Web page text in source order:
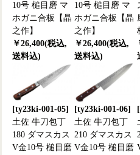
10号 槌目磨 マ
ホガニ合板【晶
之作】
￥26,400(税込,
送料込)
10号 槌目磨 マ
ホガニ合板【晶
之作】
￥26,400(税込,
送料込)
[ty23ki-001-05]
土佐 牛刀包丁
180 ダマスカス
V金10号 槌目磨
[ty23ki-001-06]
土佐 牛刀包丁
210 ダマスカス
V金10号 槌目磨